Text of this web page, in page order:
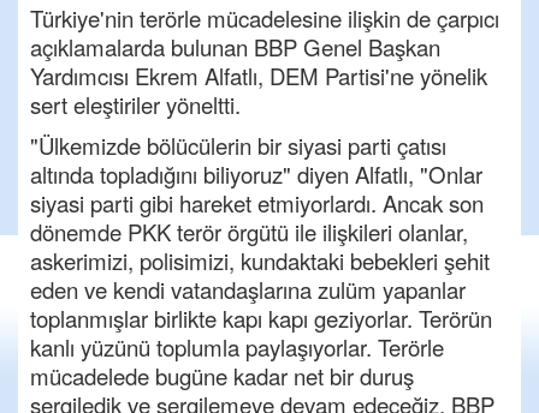
Türkiye'nin terörle mücadelesine ilişkin de çarpıcı
açıklamalarda bulunan BBP Genel Başkan
Yardımcısı Ekrem Alfatlı, DEM Partisi'ne yönelik
sert eleştiriler yöneltti.
"Ülkemizde bölücülerin bir siyasi parti çatısı
altında topladığını biliyoruz" diyen Alfatlı, "Onlar
siyasi parti gibi hareket etmiyorlardı. Ancak son
dönemde PKK terör örgütü ile ilişkileri olanlar,
askerimizi, polisimizi, kundaktaki bebekleri şehit
eden ve kendi vatandaşlarına zulüm yapanlar
toplanmışlar birlikte kapı kapı geziyorlar. Terörün
kanlı yüzünü toplumla paylaşıyorlar. Terörle
mücadelede bugüne kadar net bir duruş
sergiledik ve sergilemeye devam edeceğiz. BBP